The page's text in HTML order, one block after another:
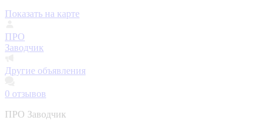
Показать на карте
ПРО
Заводчик
Другие объявления
0 отзывов
ПРО Заводчик